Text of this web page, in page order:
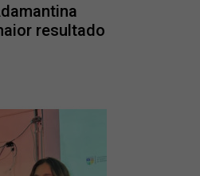
resultado